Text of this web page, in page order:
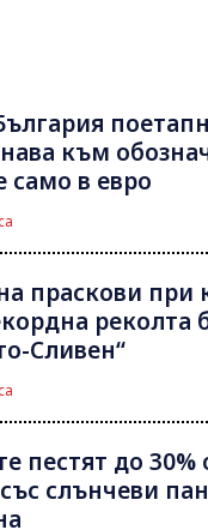
към
само в евро
праскови при
реколта
Сливен“
пестят до 30%
слънчеви